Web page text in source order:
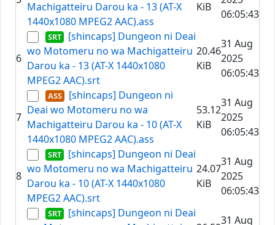
Machigatteiru Darou ka - 13 (AT-X
1440x1080 MPEG2 AAC).ass
KiB
06:05:43
6
[shincaps] Dungeon ni Deai
wo Motomeru no wa Machigatteiru
Darou ka - 13 (AT-X 1440x1080
MPEG2 AAC).srt
20.46
KiB
31 Aug
2025
06:05:43
7
[shincaps] Dungeon ni
Deai wo Motomeru no wa
Machigatteiru Darou ka - 10 (AT-X
1440x1080 MPEG2 AAC).ass
53.12
KiB
31 Aug
2025
06:05:43
8
[shincaps] Dungeon ni Deai
wo Motomeru no wa Machigatteiru
Darou ka - 10 (AT-X 1440x1080
MPEG2 AAC).srt
24.07
KiB
31 Aug
2025
06:05:43
[shincaps] Dungeon ni Deai
31 Aug